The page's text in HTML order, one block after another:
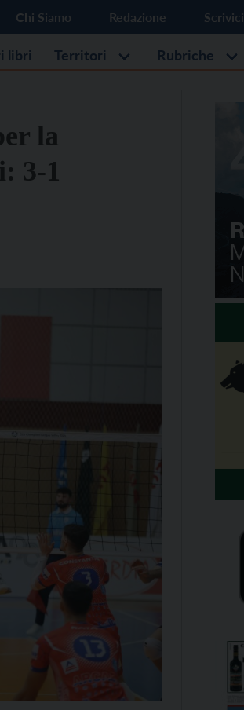
Chi Siamo Redazione Scrivici
libri Territori Rubriche
la
3-1